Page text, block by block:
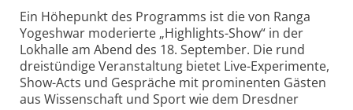
Ein Höhepunkt des Programms ist die von Ranga
Yogeshwar moderierte „Highlights-Show“ in der
Lokhalle am Abend des 18. September. Die rund
dreistündige Veranstaltung bietet Live-Experimente,
Show-Acts und Gespräche mit prominenten Gästen
aus Wissenschaft und Sport wie dem Dresdner